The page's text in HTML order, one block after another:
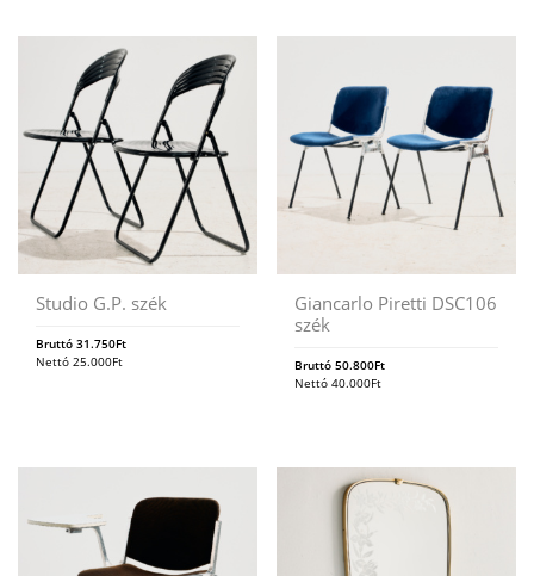
Studio G.P. szék
Bruttó 31.750Ft
Nettó 25.000Ft
Giancarlo Piretti DSC106
szék
Bruttó50.800Ft
Nettó40.000Ft